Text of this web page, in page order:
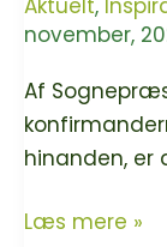
at
på
verden,
mens
nyder
Aktuelt,
november,
Af
hinanden, er
Vafler
Læs mere »